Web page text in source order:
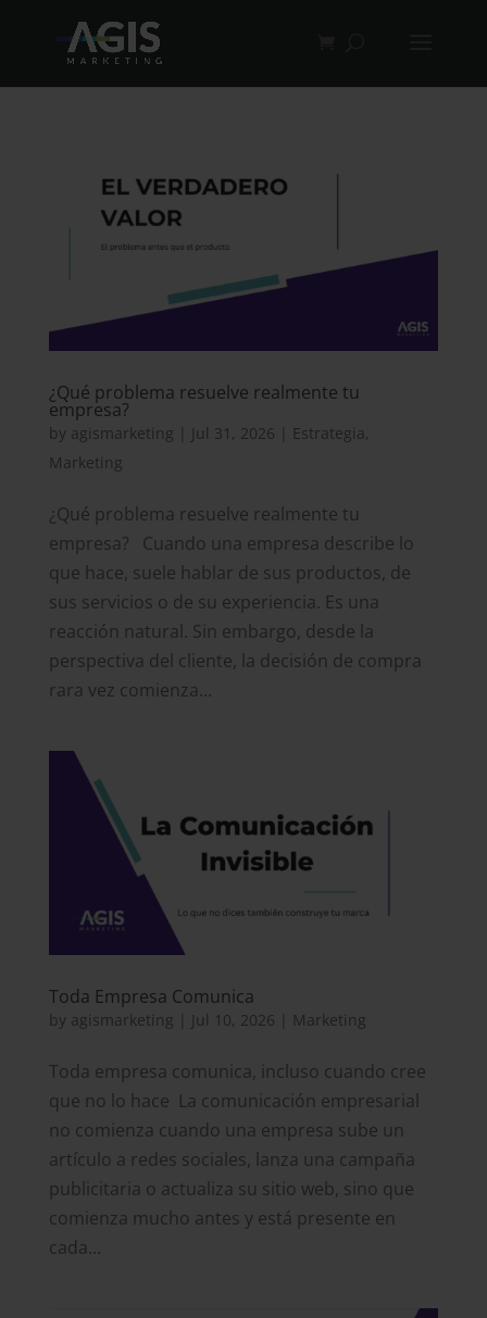
¿Qué problema resuelve realmente tu
empresa?
by agismarketing Jul 31, 2026 Estrategia,
Marketing
¿Qué problema resuelve realmente tu
empresa? Cuando una empresa describe lo
que hace, suele hablar de sus productos, de
sus servicios o de su experiencia. Es una
reacción natural. Sin embargo, desde la
perspectiva del cliente, la decisión de compra
rara vez comienza...
Toda Empresa Comunica
by agismarketing Jul 10, 2026 Marketing
Toda empresa comunica, incluso cuando cree
que no lo hace La comunicación empresarial
no comienza cuando una empresa sube un
artículo a redes sociales, lanza una campaña
publicitaria o actualiza su sitio web, sino que
comienza mucho antes y está presente en
cada...